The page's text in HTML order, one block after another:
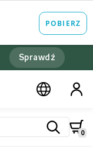
Sprawdź
0